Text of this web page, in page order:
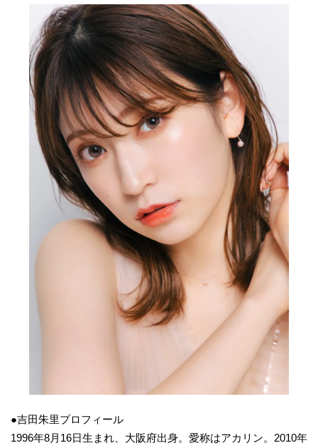
●吉田朱里プロフィール
1996年8月16日生まれ、大阪府出身。愛称はアカリン。2010年